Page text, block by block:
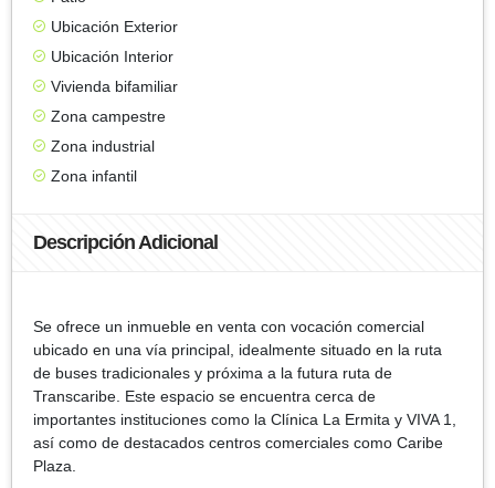
Ubicación Exterior
Ubicación Interior
Vivienda bifamiliar
Zona campestre
Zona industrial
Zona infantil
Descripción Adicional
Se ofrece un inmueble en venta con vocación comercial
ubicado en una vía principal, idealmente situado en la ruta
de buses tradicionales y próxima a la futura ruta de
Transcaribe. Este espacio se encuentra cerca de
importantes instituciones como la Clínica La Ermita y VIVA 1,
así como de destacados centros comerciales como Caribe
Plaza.